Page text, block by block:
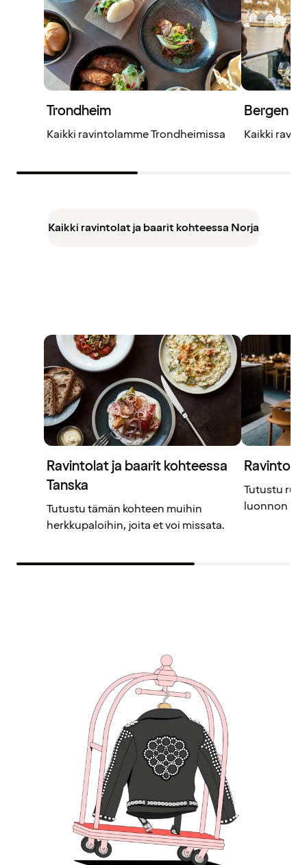
Trondheim
Kaikki ravintolamme Trondheimissa
Bergen
Kaikki
Kaikki ravintolat ja baarit kohteessa Norja
Ravintolat ja baarit kohteessa
Tanska
Tutustu tämän kohteen muihin
herkkupaloihin, joita et voi missata.
Tutustu
luonnon